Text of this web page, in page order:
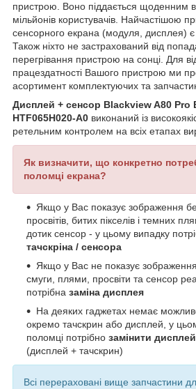
пристрою. Воно піддається щоденним
мільйонів користувачів. Найчастішою
сенсорного екрана (модуля, дисплея) є
Також ніхто не застрахований від
перегрівання пристрою на сонці. Для
працездатності Вашого пристрою ми
асортимент комплектуючих та
Дисплей + сенсор Blackview A80 Pro
HTF065H020-A0 виконаний із
ретельним контролем на всіх етапах
Як визначити, що конкретно
поломці екрана?
Якщо у Вас показує зображення
просвітів, битих пікселів і темних
дотик сенсор - у цьому випадку
тачскріна / сенсора
Якщо у Вас не показує
смуги, плями, просвіти та сенсор
потрібна заміна дисплея
На деяких гаджетах немає
окремо тачскрин або дисплей, у
поломці потрібно замінити
(дисплей + тачскрин)
Всі перераховані вище запчастини